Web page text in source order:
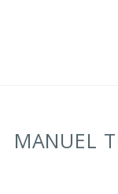
MANUEL